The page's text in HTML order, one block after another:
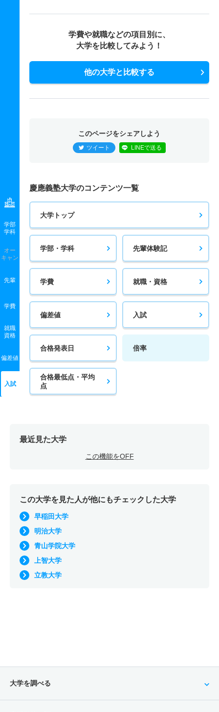
学部
学科
オー
キャン
先輩
学費
就職
資格
偏差値
入試
学費や就職などの項目別に、
大学を比較してみよう！
他の大学と比較する
このページをシェアしよう
ツイート LINEで送る
慶應義塾大学のコンテンツ一覧
大学トップ
学部・学科 先輩体験記
学費 就職・資格
偏差値 入試
合格発表日 倍率
合格最低点・平均
点
最近見た大学
この機能をOFF
この大学を見た人が他にもチェックした大学
早稲田大学
明治大学
青山学院大学
上智大学
立教大学
大学を調べる